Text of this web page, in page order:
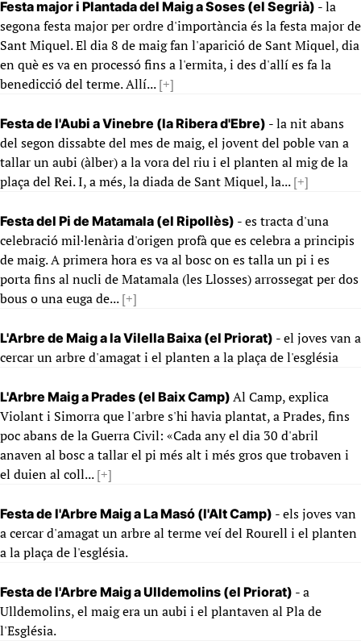
Festa major i Plantada del Maig a Soses (el Segrià) - la
segona festa major per ordre d'importància és la festa major de
Sant Miquel. El dia 8 de maig fan l'aparició de Sant Miquel, dia
en què es va en processó fins a l'ermita, i des d'allí es fa la
benedicció del terme. Allí...[+]
Festa de l'Aubi a Vinebre (la Ribera d'Ebre) - la nit abans
del segon dissabte del mes de maig, el jovent del poble van a
tallar un aubi (àlber) a la vora del riu i el planten al mig de la
plaça del Rei. I, a més, la diada de Sant Miquel, la...[+]
Festa del Pi de Matamala (el Ripollès) - es tracta d'una
celebració mil·lenària d'origen profà que es celebra a principis
de maig. A primera hora es va al bosc on es talla un pi i es
porta fins al nucli de Matamala (les Llosses) arrossegat per dos
bous o una euga de...[+]
L'Arbre de Maig a la Vilella Baixa (el Priorat) - el joves van a
cercar un arbre d'amagat i el planten a la plaça de l'església
L'Arbre Maig a Prades (el Baix Camp) Al Camp, explica
Violant i Simorra que l'arbre s'hi havia plantat, a Prades, fins
poc abans de la Guerra Civil: «Cada any el dia 30 d'abril
anaven al bosc a tallar el pi més alt i més gros que trobaven i
el duien al coll...[+]
Festa de l'Arbre Maig a La Masó (l'Alt Camp) - els joves van
a cercar d'amagat un arbre al terme veí del Rourell i el planten
a la plaça de l'església.
Festa de l'Arbre Maig a Ulldemolins (el Priorat) - a
Ulldemolins, el maig era un aubi i el plantaven al Pla de
l'Església.